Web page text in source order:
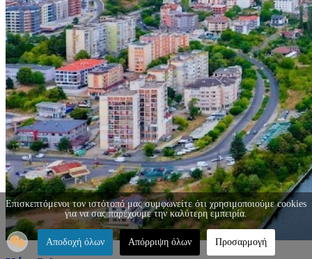
Επισκεπτόμενοι τον ιστότοπό μας συμφωνείτε ότι χρησιμοποιούμε cookies
για να σας παρέχουμε την καλύτερη εμπειρία.
Αποδοχή όλων Απόρριψη όλων Προσαρμογή